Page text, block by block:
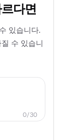
다면
있습니다.
수 있습니
0/30